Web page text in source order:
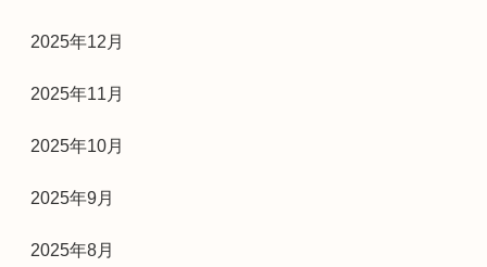
2025年12月
2025年11月
2025年10月
2025年9月
2025年8月